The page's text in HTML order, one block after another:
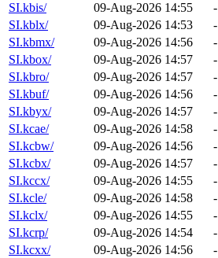
SI.kbis/
09-Aug-2026 14:55
-
SI.kblx/
09-Aug-2026 14:53
-
SI.kbmx/
09-Aug-2026 14:56
-
SI.kbox/
09-Aug-2026 14:57
-
SI.kbro/
09-Aug-2026 14:57
-
SI.kbuf/
09-Aug-2026 14:56
-
SI.kbyx/
09-Aug-2026 14:57
-
SI.kcae/
09-Aug-2026 14:58
-
SI.kcbw/
09-Aug-2026 14:56
-
SI.kcbx/
09-Aug-2026 14:57
-
SI.kccx/
09-Aug-2026 14:55
-
SI.kcle/
09-Aug-2026 14:58
-
SI.kclx/
09-Aug-2026 14:55
-
SI.kcrp/
09-Aug-2026 14:54
-
SI.kcxx/
09-Aug-2026 14:56
-